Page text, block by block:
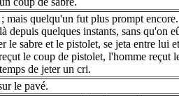
mais quelqu'un fut plus prompt
depuis quelques instants, sans qu'on
le sabre et le pistolet, se jeta entre lui
le coup de pistolet, l'homme reçut
de jeter un cri.
le pavé.